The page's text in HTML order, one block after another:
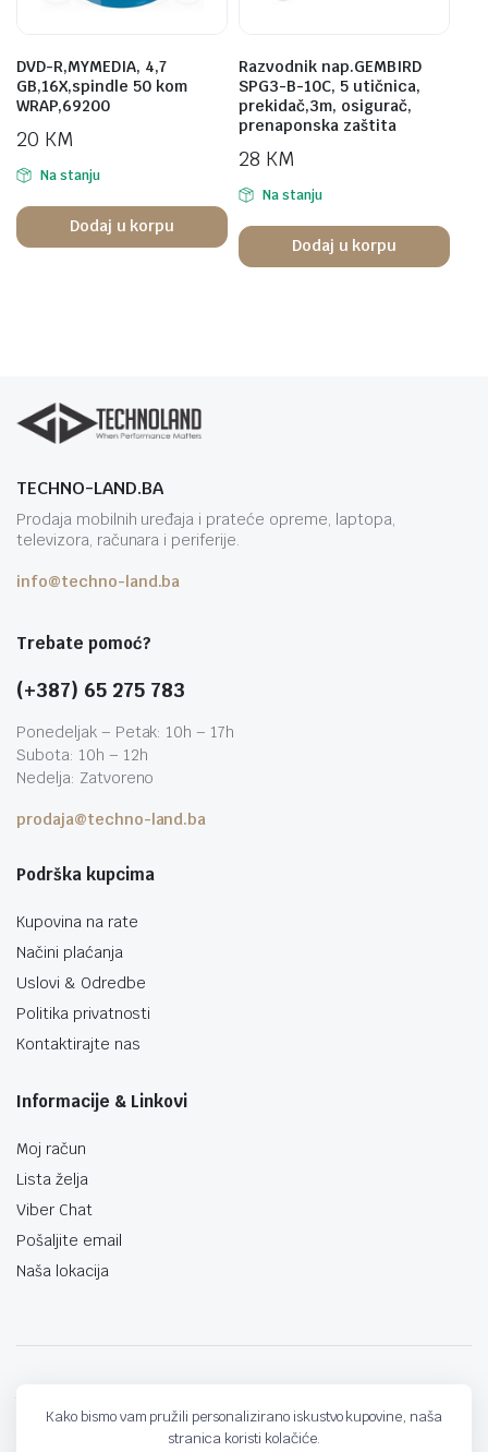
DVD-R,MYMEDIA, 4,7
GB,16X,spindle 50 kom
WRAP,69200
20 KM
Na stanju
Dodaj u korpu
Razvodnik nap.GEMBIRD
SPG3-B-10C, 5 utičnica,
prekidač,3m, osigurač,
prenaponska zaštita
28 KM
Na stanju
Dodaj u korpu
TECHNO-LAND.BA
Prodaja mobilnih uređaja i prateće opreme, laptopa,
televizora, računara i periferije.
info@techno-land.ba
Trebate pomoć?
(+387) 65 275 783
Ponedeljak – Petak: 10h – 17h
Subota: 10h – 12h
Nedelja: Zatvoreno
prodaja@techno-land.ba
Podrška kupcima
Kupovina na rate
Načini plaćanja
Uslovi & Odredbe
Politika privatnosti
Kontaktirajte nas
Informacije & Linkovi
Moj račun
Lista želja
Viber Chat
Pošaljite email
Naša lokacija
Kako bismo vam pružili personalizirano iskustvo kupovine, naša
stranica koristi kolačiće.